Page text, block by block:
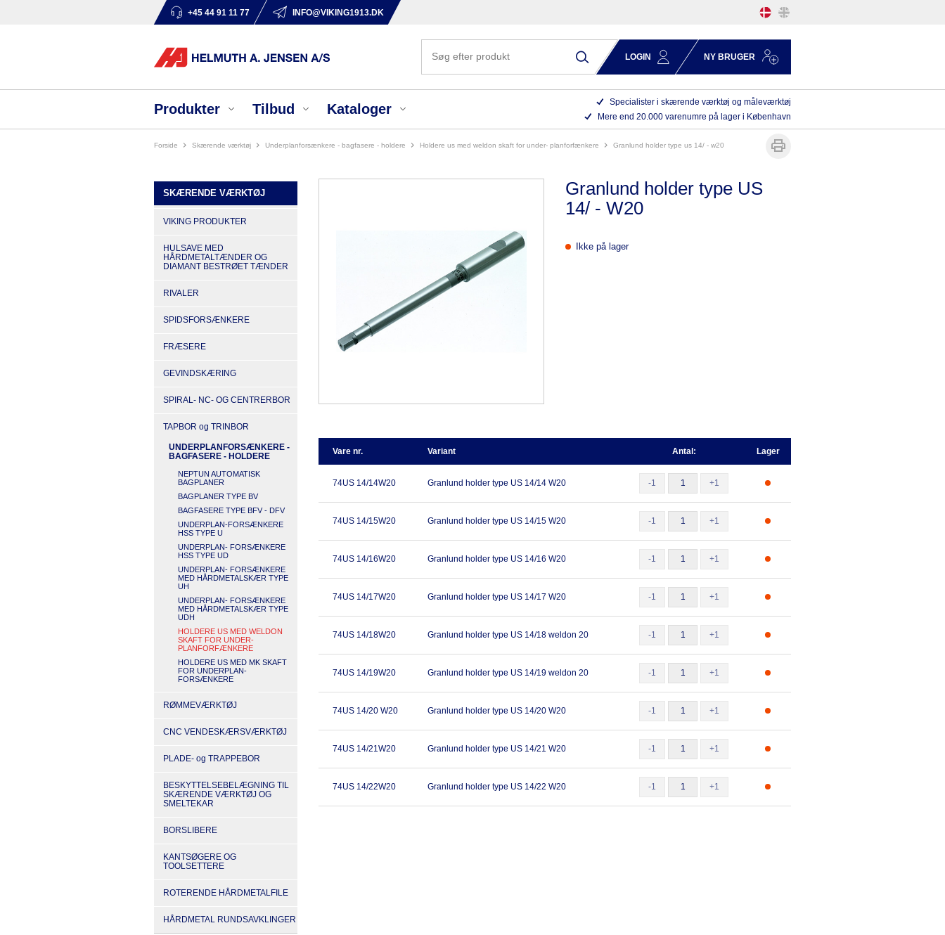
+45 44 91 11 77 INFO@VIKING1913.DK
LOGIN NY BRUGER
Produkter Tilbud Kataloger
Specialister i skærende værktøj og måleværktøj
Mere end 20.000 varenumre på lager i København
Forside skærende værktøj underplanforsænkere - bagfasere - holdere holdere us med weldon skaft for under- planforfænkere granlund holder type us 14/ - w20
SKÆRENDE VÆRKTØJ
VIKING PRODUKTER
HULSAVE MED
HÅRDMETALTÆNDER OG
DIAMANT BESTRØET TÆNDER
RIVALER
SPIDSFORSÆNKERE
FRÆSERE
GEVINDSKÆRING
SPIRAL- NC- OG CENTRERBOR
TAPBOR og TRINBOR
UNDERPLANFORSÆNKERE -
BAGFASERE - HOLDERE
NEPTUN AUTOMATISK
BAGPLANER
BAGPLANER TYPE BV
BAGFASERE TYPE BFV - DFV
UNDERPLAN-FORSÆNKERE
HSS TYPE U
UNDERPLAN- FORSÆNKERE
HSS TYPE UD
UNDERPLAN- FORSÆNKERE
MED HÅRDMETALSKÆR TYPE
UH
UNDERPLAN- FORSÆNKERE
MED HÅRDMETALSKÆR TYPE
UDH
HOLDERE US MED WELDON
SKAFT FOR UNDER-
PLANFORFÆNKERE
HOLDERE US MED MK SKAFT
FOR UNDERPLAN-
FORSÆNKERE
RØMMEVÆRKTØJ
CNC VENDESKÆRSVÆRKTØJ
PLADE- og TRAPPEBOR
BESKYTTELSEBELÆGNING TIL
SKÆRENDE VÆRKTØJ OG
SMELTEKAR
BORSLIBERE
KANTSØGERE OG
TOOLSETTERE
ROTERENDE HÅRDMETALFILE
HÅRDMETAL RUNDSAVKLINGER
Granlund holder type US
14/ - W20
Ikke på lager
Vare nr. Variant Antal: Lager
74US 14/14W20 Granlund holder type US 14/14 W20 -1 +1
74US 14/15W20 Granlund holder type US 14/15 W20 -1 +1
74US 14/16W20 Granlund holder type US 14/16 W20 -1 +1
74US 14/17W20 Granlund holder type US 14/17 W20 -1 +1
74US 14/18W20 Granlund holder type US 14/18 weldon 20 -1 +1
74US 14/19W20 Granlund holder type US 14/19 weldon 20 -1 +1
74US 14/20 W20 Granlund holder type US 14/20 W20 -1 +1
74US 14/21W20 Granlund holder type US 14/21 W20 -1 +1
74US 14/22W20 Granlund holder type US 14/22 W20 -1 +1